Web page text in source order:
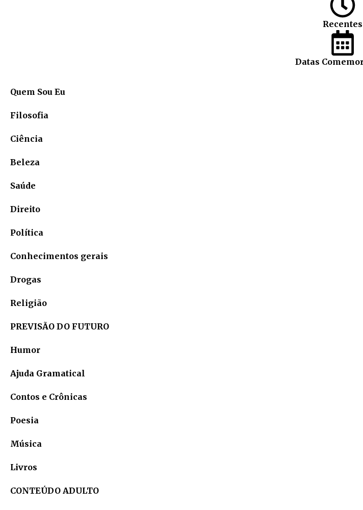
Recentes
Datas
Quem Sou Eu
Filosofia
Ciência
Beleza
Saúde
Direito
Política
Conhecimentos gerais
Drogas
Religião
PREVISÃO DO FUTURO
Humor
Ajuda Gramatical
Contos e Crônicas
Poesia
Música
Livros
CONTEÚDO ADULTO